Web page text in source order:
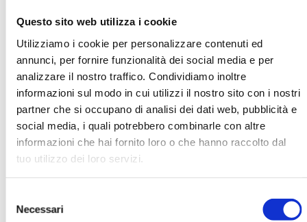
Questo sito web utilizza i cookie
Utilizziamo i cookie per personalizzare contenuti ed
annunci, per fornire funzionalità dei social media e per
analizzare il nostro traffico. Condividiamo inoltre
informazioni sul modo in cui utilizzi il nostro sito con i nostri
partner che si occupano di analisi dei dati web, pubblicità e
social media, i quali potrebbero combinarle con altre
informazioni che hai fornito loro o che hanno raccolto dal
tuo utilizzo dei loro servizi.
delNecessari
M. Manaa
European Central Bank
Ha pubblicato con noi